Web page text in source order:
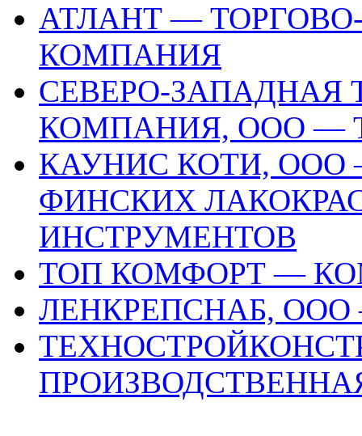
АТЛАНТ —
КОМПАНИЯ
СЕВЕРО-ЗАПАДНАЯ
КОМПАНИЯ, ООО —
КАУНИС КОТИ, ООО
ФИНСКИХ
ИНСТРУМЕНТОВ
ТОП КОМФОРТ —
ЛЕНКРЕПСНАБ,